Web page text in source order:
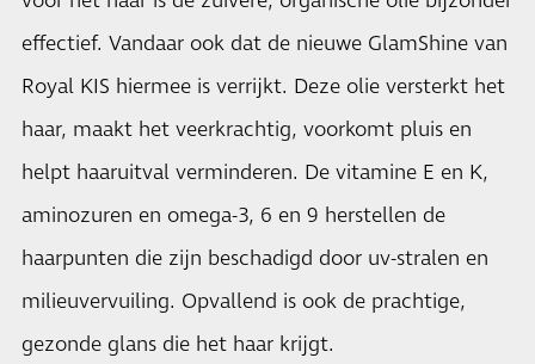
effectief. Vandaar ook dat de nieuwe GlamShine van
Royal KIS hiermee is verrijkt. Deze olie versterkt het
haar, maakt het veerkrachtig, voorkomt pluis en
helpt haaruitval verminderen. De vitamine E en K,
aminozuren en omega-3, 6 en 9 herstellen de
haarpunten die zijn beschadigd door uv-stralen en
milieuvervuiling. Opvallend is ook de prachtige,
gezonde glans die het haar krijgt.